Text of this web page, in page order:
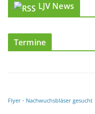
LJV News
Termine
Flyer - Nachwuchsbläser gesucht